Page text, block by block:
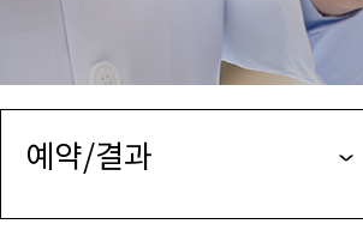
예약/결과